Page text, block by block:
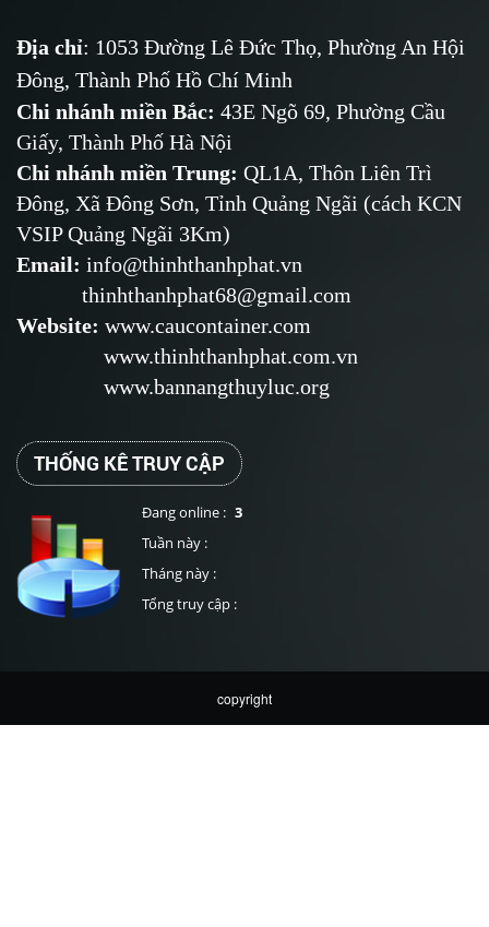
Địa chỉ: 1053 Đường Lê Đức Thọ, Phường An Hội
Đông, Thành Phố Hồ Chí Minh
Chi nhánh miền Bắc: 43E Ngõ 69, Phường Cầu
Giấy, Thành Phố Hà Nội
Chi nhánh miền Trung: QL1A, Thôn Liên Trì
Đông, Xã Đông Sơn, Tỉnh Quảng Ngãi (cách KCN
VSIP Quảng Ngãi 3Km)
Email: info@thinhthanhphat.vn
thinhthanhphat68@gmail.com
Website: www.caucontainer.com
www.thinhthanhphat.com.vn
www.bannangthuyluc.org
THỐNG KÊ TRUY CẬP
Đang online : 3
Tuần này :
Tháng này :
Tổng truy cập :
copyright